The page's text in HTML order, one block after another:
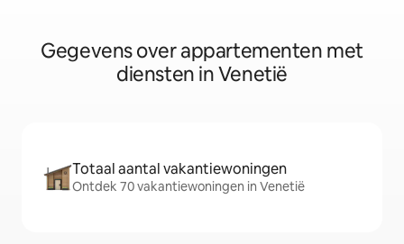
Gegevens over appartementen met
diensten in Venetië
Totaal aantal vakantiewoningen
Ontdek 70 vakantiewoningen in Venetië